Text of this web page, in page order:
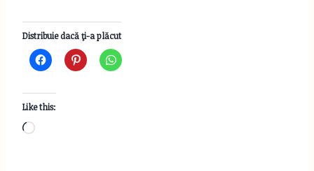
Distribuie dacă ţi-a plăcut
Like this:
L